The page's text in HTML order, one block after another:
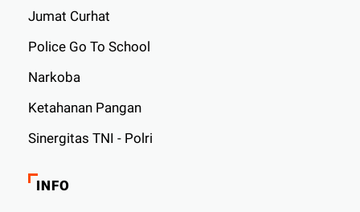
Jumat Curhat
Police Go To School
Narkoba
Ketahanan Pangan
Sinergitas TNI - Polri
INFO